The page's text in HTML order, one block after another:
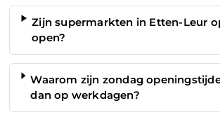
Zijn supermarkten in Etten-Leur
open?
Waarom zijn zondag
dan op werkdagen?